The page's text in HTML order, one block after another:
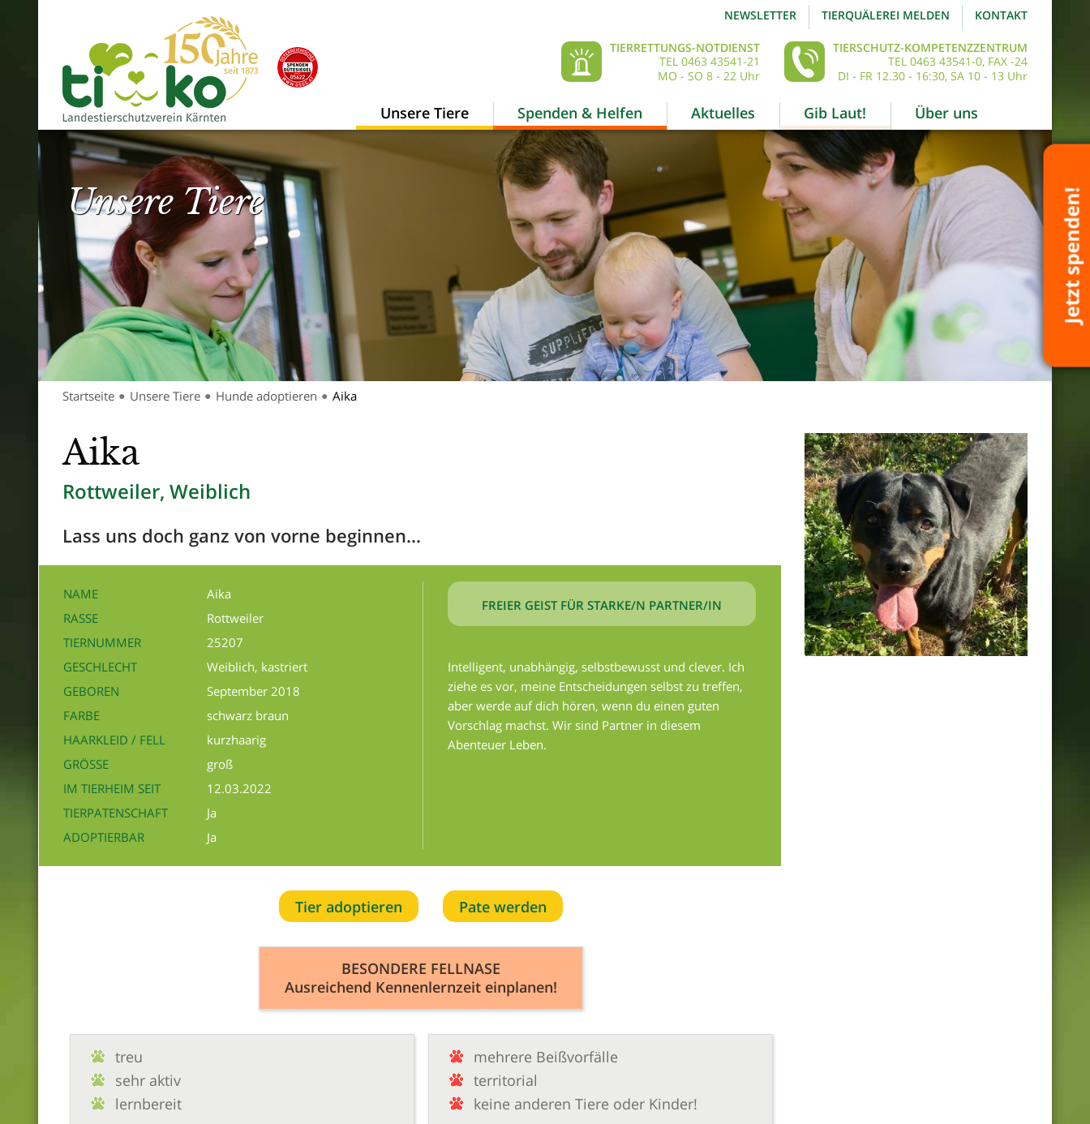
Jetzt spenden!
KONTAKT
TIERQUÄLEREI MELDEN
NEWSLETTER
TIERSCHUTZ-KOMPETENZZENTRUM
TEL 0463 43541-0, FAX -24
DI - FR 12.30 - 16:30, SA 10 - 13 Uhr
TIERRETTUNGS-NOTDIENST
TEL 0463 43541-21
MO - SO 8 - 22 Uhr
Unsere Tiere Spenden & Helfen Aktuelles Gib Laut! Über uns
Unsere Tiere_Slider 350 © Tine Steinthaler
Unsere Tiere
Startseite ● Unsere Tiere ● Hunde adoptieren ● Aika
Aika
Rottweiler, Weiblich
Lass uns doch ganz von vorne beginnen...
NAME
Aika
RASSE
Rottweiler
TIERNUMMER
25207
GESCHLECHT
Weiblich, kastriert
GEBOREN
September 2018
FARBE
schwarz braun
HAARKLEID / FELL
kurzhaarig
GRÖSSE
groß
IM TIERHEIM SEIT
12.03.2022
TIERPATENSCHAFT
Ja
ADOPTIERBAR
Ja
FREIER GEIST FÜR STARKE/N PARTNER/IN
Intelligent, unabhängig, selbstbewusst und clever. Ich
ziehe es vor, meine Entscheidungen selbst zu treffen,
aber werde auf dich hören, wenn du einen guten
Vorschlag machst. Wir sind Partner in diesem
Abenteuer Leben.
Tier adoptieren Pate werden
BESONDERE FELLNASE
Ausreichend Kennenlernzeit einplanen!
treu
sehr aktiv
lernbereit
mehrere Beißvorfälle
territorial
keine anderen Tiere oder Kinder!